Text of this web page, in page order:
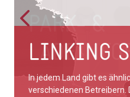
LINKING
In jedem Land gibt es
verschiedenen
PARK- &
Auflistung von
Kraftstoffe und